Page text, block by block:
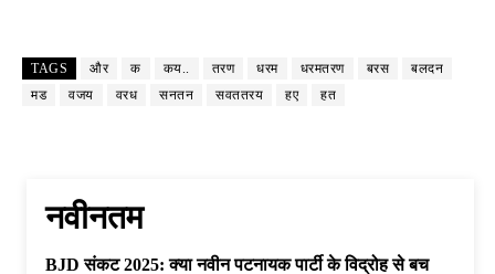
TAGS और क कय.. तरण धरम धरमतरण बरस
बलदन
मड
वजय वरध सनतन सवततरय हए हत
नवीनतम
BJD संकट 2025: क्या नवीन पटनायक पार्टी के विद्रोह से बच